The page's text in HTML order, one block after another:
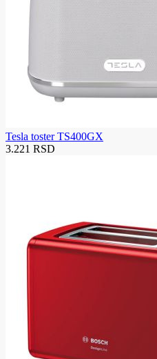
Tesla toster TS400GX
3.221 RSD